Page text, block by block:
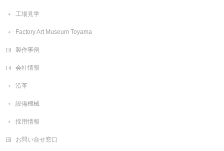
工場見学
Factory Art Museum Toyama
製作事例
会社情報
沿革
設備機械
採用情報
お問い合せ窓口